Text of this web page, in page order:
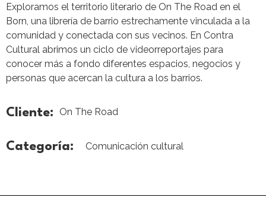
Exploramos el territorio literario de On The Road en el
Born, una librería de barrio estrechamente vinculada a la
comunidad y conectada con sus vecinos. En Contra
Cultural abrimos un ciclo de videorreportajes para
conocer más a fondo diferentes espacios, negocios y
personas que acercan la cultura a los barrios.
Cliente: On The Road
Categoría: Comunicación cultural